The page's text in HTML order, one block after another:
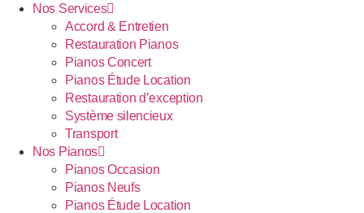
Nos Services
Accord & Entretien
Restauration Pianos
Pianos Concert
Pianos Étude Location
Restauration d’exception
Système silencieux
Transport
Nos Pianos
Pianos Occasion
Pianos Neufs
Pianos Étude Location